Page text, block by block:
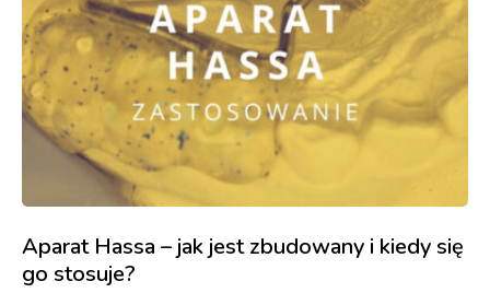
Aparat Hassa – jak jest zbudowany i kiedy się
go stosuje?